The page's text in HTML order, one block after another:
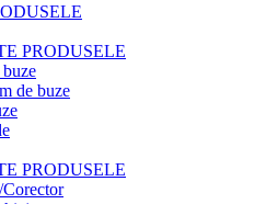
PRODUSELE
de buze
PRODUSELE